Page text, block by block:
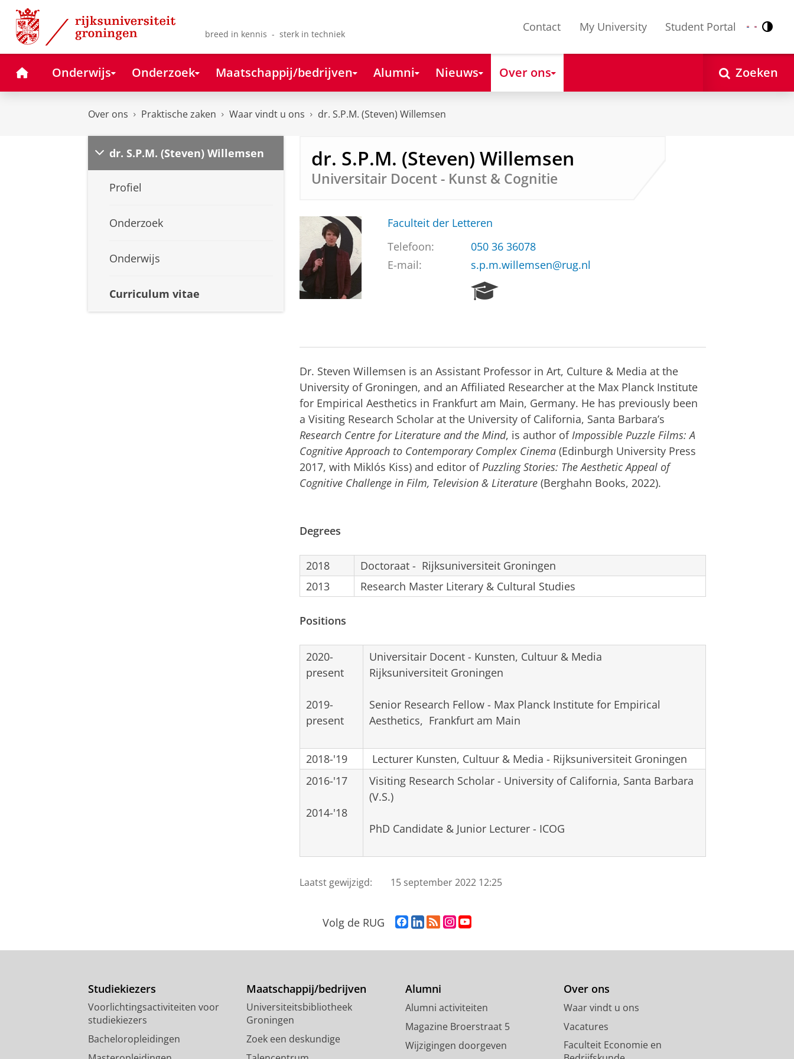
Skip
Content
Skip
Navigation
breed in kennis - sterk in techniek
Contact My University Student Portal Nederlands
English
HomeOnderwijs Onderzoek Maatschappij/bedrijven Alumni Nieuws Over ons Zoeken
Over ons Praktische zaken Waar vindt u ons dr. S.P.M. (Steven) Willemsen
dr. S.P.M. (Steven) Willemsen
Profiel
Onderzoek
Onderwijs
Curriculum vitae
dr. S.P.M. (Steven) Willemsen
Universitair Docent - Kunst & Cognitie
Faculteit der Letteren
Telefoon:
050 36 36078
E-mail:
s.p.m.willemsen@rug.nl
c
h
P
o
r
t
l
Dr. Steven Willemsen is an Assistant Professor in Art, Culture & Media at the
University of Groningen, and an Affiliated Researcher at the Max Planck Institute
for Empirical Aesthetics in Frankfurt am Main, Germany. He has previously been
a Visiting Research Scholar at the University of California, Santa Barbara’s
Research Centre for Literature and the Mind, is author ofImpossible Puzzle Films: A
Cognitive Approach to Contemporary Complex Cinema(Edinburgh University Press
2017, with Miklós Kiss) and editor ofPuzzling Stories: The Aesthetic Appeal of
Cognitive Challenge in Film, Television & Literature(Berghahn Books, 2022).
Degrees
2018
Doctoraat - Rijksuniversiteit Groningen
2013
Research Master Literary & Cultural Studies
Positions
2020-
present
2019-
present
Universitair Docent - Kunsten, Cultuur & Media
Rijksuniversiteit Groningen
Senior Research Fellow - Max Planck Institute for Empirical
Aesthetics, Frankfurt am Main
2018-'19
Lecturer Kunsten, Cultuur & Media - Rijksuniversiteit Groningen
2016-'17
2014-'18
Visiting Research Scholar - University of California, Santa Barbara
(V.S.)
PhD Candidate & Junior Lecturer - ICOG
Laatst gewijzigd: 15 september 2022 12:25
Volg de RUG
F
c
o
o
k
p
a
g
L
n
d
n
-
p
a
R
S
e
d
R
j
I
s
a
m
a
u
e
-
k
n
Studiekiezers
Voorlichtingsactiviteiten voor
studiekiezers
Bacheloropleidingen
Maatschappij/bedrijven
Universiteitsbibliotheek
Groningen
Zoek een deskundige
Alumni
Alumni activiteiten
Magazine Broerstraat 5
Wijzigingen doorgeven
Over ons
Waar vindt u ons
Vacatures
Faculteit Economie en